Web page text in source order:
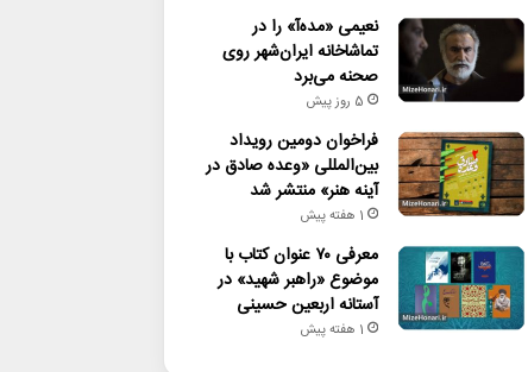
نعیمی «مده‌آ» را در
تماشاخانه ایران‌شهر روی
صحنه می‌برد
5 روز پیش
فراخوان دومین رویداد
بین‌المللی «وعده صادق در
آینه هنر» منتشر شد
1 هفته پیش
معرفی ۷۰ عنوان کتاب با
موضوع «راهبر شهید» در
آستانه اربعین حسینی
1 هفته پیش